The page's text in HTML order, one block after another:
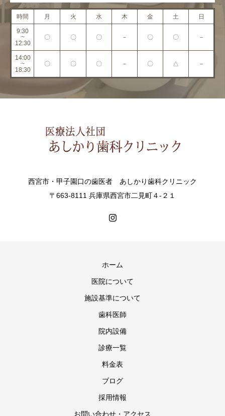
時間 月 火 水 木 金 土 日
9:30
~
12:30
〇 〇 〇 － 〇 〇 －
14:00
~
18:30
〇 〇 〇 － 〇 △ －
西宮市・甲子園口の歯医者 あしかり歯科クリニック
〒663-8111 兵庫県西宮市二見町４-２１
ホーム
医院について
施設基準について
歯科医師
院内設備
診療一覧
料金表
ブログ
採用情報
お問い合わせ・アクセス